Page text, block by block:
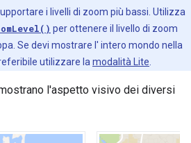
i livelli di zoom più bassi. Utilizza
per ottenere il livello di zoom
Se devi mostrare l' intero mondo nella
utilizzare la modalità Lite
l'aspetto visivo dei diversi